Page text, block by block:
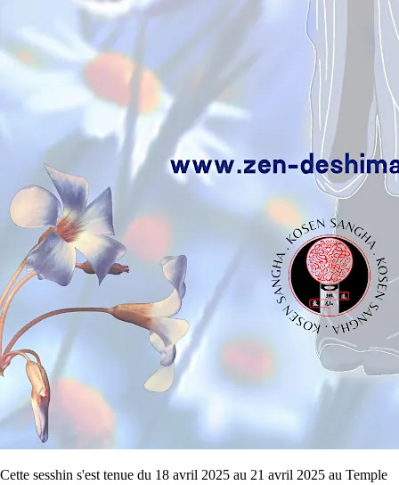
Cette sesshin s'est tenue du 18 avril 2025 au 21 avril 2025 au Temple